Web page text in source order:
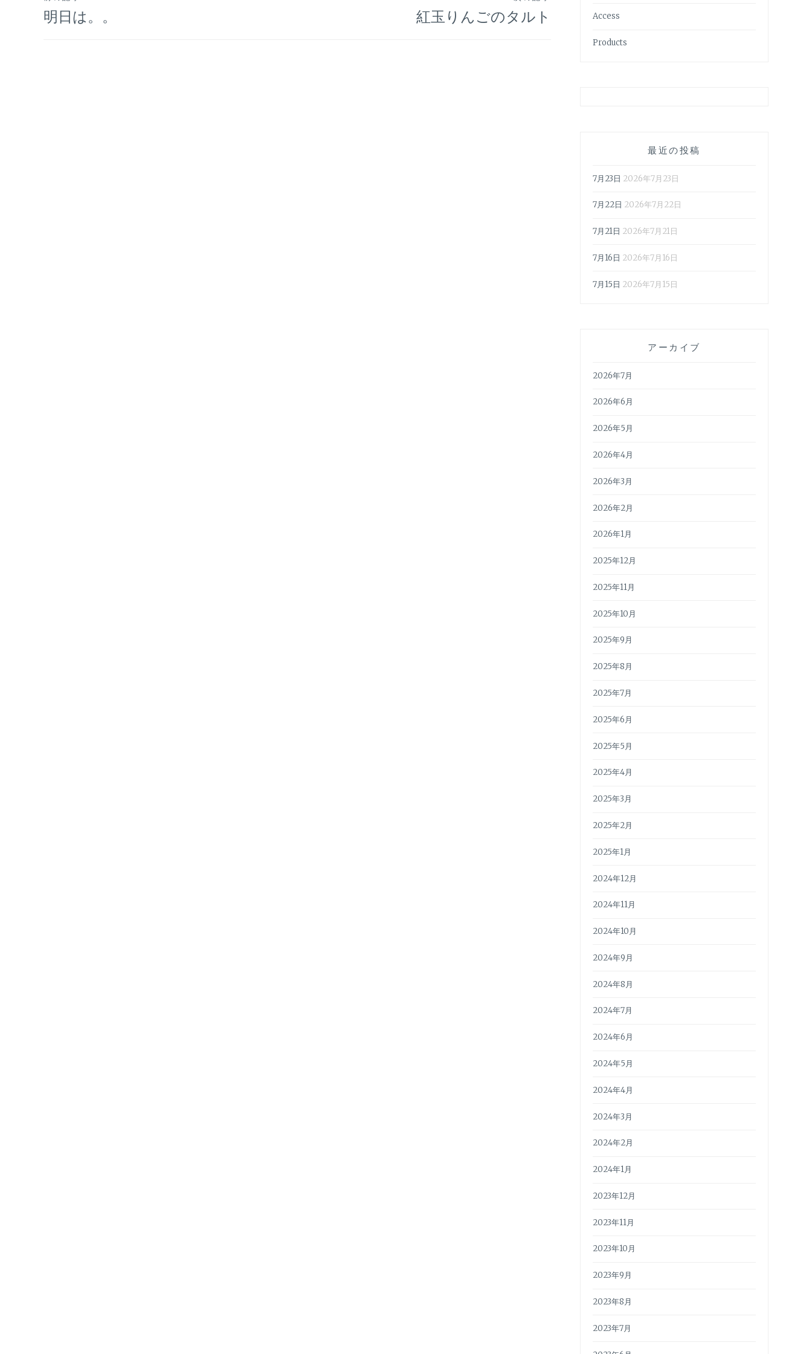
稿
明日は。。 紅玉りんごのタルト Access
Products
最近の投稿
7月23日 2026年7月23日
7月22日 2026年7月22日
7月21日 2026年7月21日
7月16日 2026年7月16日
7月15日 2026年7月15日
アーカイブ
2026年7月
2026年6月
2026年5月
2026年4月
2026年3月
2026年2月
2026年1月
2025年12月
2025年11月
2025年10月
2025年9月
2025年8月
2025年7月
2025年6月
2025年5月
2025年4月
2025年3月
2025年2月
2025年1月
2024年12月
2024年11月
2024年10月
2024年9月
2024年8月
2024年7月
2024年6月
2024年5月
2024年4月
2024年3月
2024年2月
2024年1月
2023年12月
2023年11月
2023年10月
2023年9月
2023年8月
2023年7月